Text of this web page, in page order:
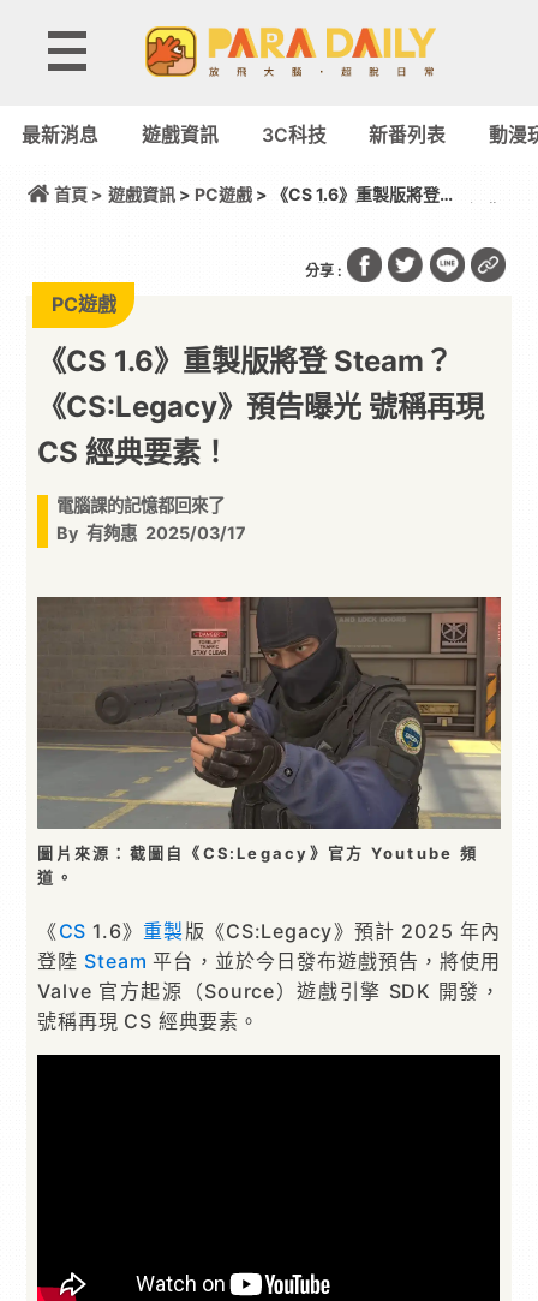
最新消息 遊戲資訊 3C科技 新番列表 動漫
首頁 > 遊戲資訊> PC遊戲> 《CS 1.6》重製版將登
分享 :
PC遊戲
《CS 1.6》重製版將登 Steam？
《CS:Legacy》預告曝光 號稱再現
CS 經典要素！
電腦課的記憶都回來了
By 有夠惠 2025/03/17
圖片來源：截圖自《CS:Legacy》官方 Youtube 頻
道。
《CS 1.6》 重製版《CS:Legacy》預計 2025 年內
登陸 Steam 平台，並於今日發布遊戲預告，將使用
Valve 官方起源（Source）遊戲引擎 SDK 開發，
號稱再現 CS 經典要素。